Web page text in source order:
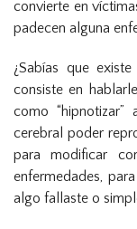
convierte en
padecen alguna
¿Sabías que
consiste en
como “hipnotizar”
cerebral poder
para modificar
enfermedades,
algo fallaste o